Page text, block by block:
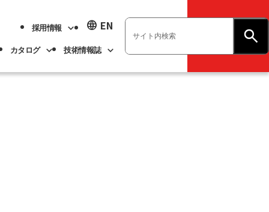
採用情報 language EN
カタログ 技術情報誌
お問い合わせ